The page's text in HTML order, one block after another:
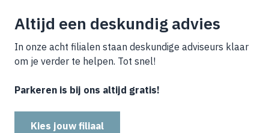
Altijd een deskundig advies
In onze acht filialen staan deskundige adviseurs klaar
om je verder te helpen. Tot snel!
Parkeren is bij ons altijd gratis!
Kies jouw filiaal